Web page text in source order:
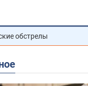
обстрелы